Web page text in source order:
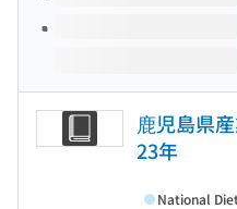
鹿児島県
23年
National